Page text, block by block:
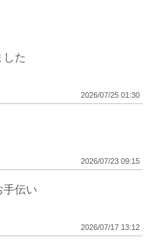
した
2026/07/25 01:30
2026/07/23 09:15
手伝い
2026/07/17 13:12